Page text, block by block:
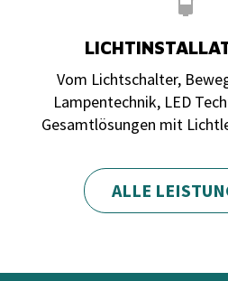
Vom Lichtschalter,
Lampentechnik, LED
Gesamtlösungen mit
ALLE